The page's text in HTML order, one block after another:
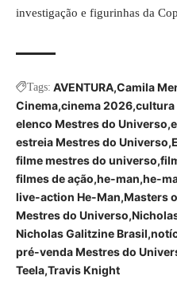
investigação e figurinhas da
Tags: AVENTURA Camila
Cinema cinema 2026 cultura
elenco Mestres do Universo
estreia Mestres do Universo
filme mestres do universo
filmes de ação he-man he-
live-action He-Man Masters
Mestres do Universo
Nicholas Galitzine Brasil
pré-venda Mestres do
Teela Travis Knight